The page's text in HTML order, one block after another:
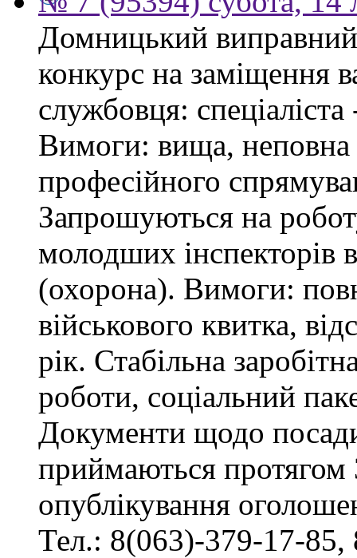
Домницький
конкурс на заміщення
службовця: спеціаліста
Вимоги: вища, неповна
професійного
Запрошуються на
молодших інспекторів
(охорона). Вимоги:
військового квитка,
рік. Стабільна
роботи, соціальний
Документи щодо посади
приймаються протягом
опублікування
Тел.: 8(063)-379-17-